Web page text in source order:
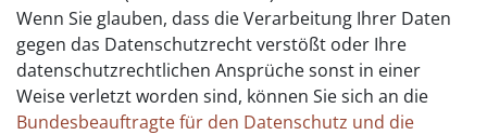
Wenn Sie glauben, dass die Verarbeitung Ihrer Daten
gegen das Datenschutzrecht verstößt oder Ihre
datenschutzrechtlichen Ansprüche sonst in einer
Weise verletzt worden sind, können Sie sich an die
Bundesbeauftragte für den Datenschutz und die